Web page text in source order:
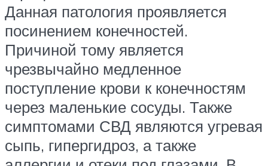
Данная патология проявляется
посинением конечностей.
Причиной тому является
чрезвычайно медленное
поступление крови к конечностям
через маленькие сосуды. Также
симптомами СВД являются угревая
сыпь, гипергидроз, а также